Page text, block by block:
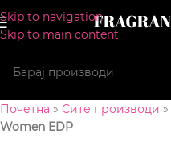
Skip to navigation
Skip to main content
Почетна » Сите производи »
Women EDP